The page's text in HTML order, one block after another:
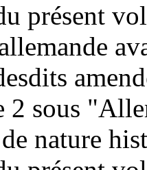
présent
2 sous
nature